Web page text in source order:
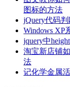
图标的方法
jQuery代码
Windows XP
jquery中
淘宝新店铺
法
记化学金属